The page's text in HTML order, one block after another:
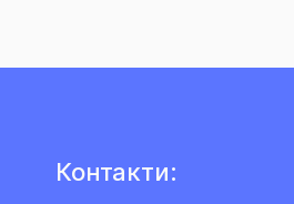
Контакти: